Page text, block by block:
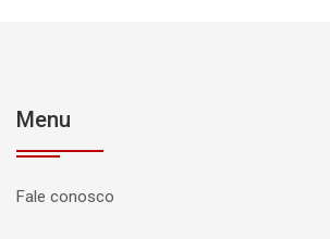
Menu
Fale conosco